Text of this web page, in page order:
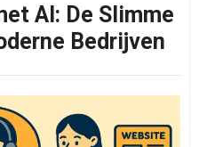
AI: De Slimme
Bedrijven